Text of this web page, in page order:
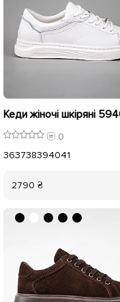
0
363738394041
2790 ₴